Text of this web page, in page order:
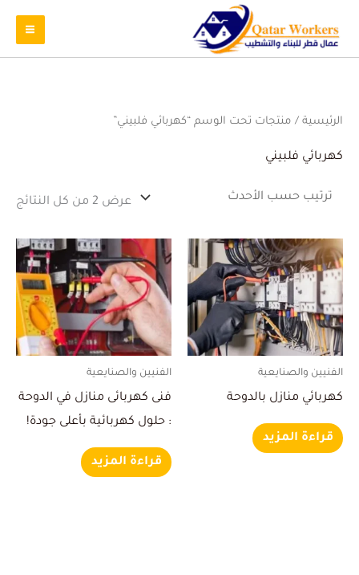
الرئيسية / منتجات تحت الوسم “كهربائي فلبيني”
كهربائي فلبيني
عرض ⁦2⁩ من كل النتائج
الفنيين والصنايعية
كهربائي منازل بالدوحة
قراءة المزيد
الفنيين والصنايعية
فنى كهربائى منازل في الدوحة
: حلول كهربائية بأعلى جودة!
قراءة المزيد